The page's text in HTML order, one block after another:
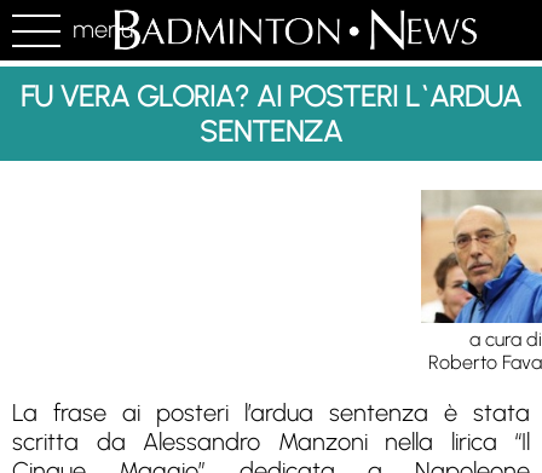
menu
FU VERA GLORIA? AI POSTERI L`ARDUA
SENTENZA
a cura di
Roberto Fava
La frase ai posteri l’ardua sentenza è stata
scritta da Alessandro Manzoni nella lirica “Il